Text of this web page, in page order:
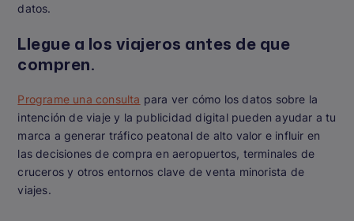
datos.
Llegue a los viajeros antes de que
compren.
Programe una consulta para ver cómo los datos sobre la
intención de viaje y la publicidad digital pueden ayudar a tu
marca a generar tráfico peatonal de alto valor e influir en
las decisiones de compra en aeropuertos, terminales de
cruceros y otros entornos clave de venta minorista de
viajes.